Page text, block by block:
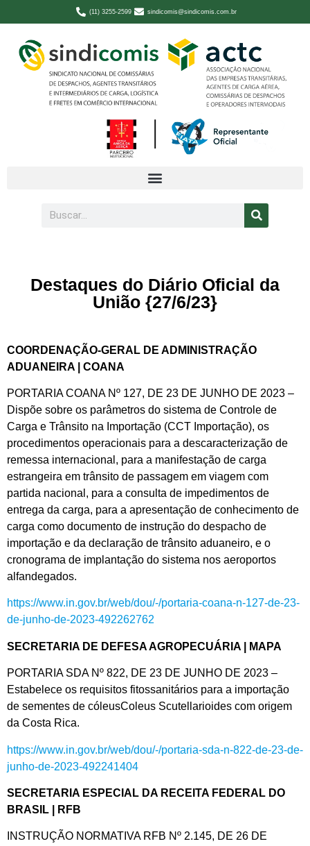
(11) 3255-2599 sindicomis@sindicomis.com.br
Destaques do Diário Oficial da
União {27/6/23}
COORDENAÇÃO-GERAL DE ADMINISTRAÇÃO
ADUANEIRA | COANA
PORTARIA COANA Nº 127, DE 23 DE JUNHO DE 2023 –
Dispõe sobre os parâmetros do sistema de Controle de
Carga e Trânsito na Importação (CCT Importação), os
procedimentos operacionais para a descaracterização de
remessa internacional, para a manifestação de carga
estrangeira em trânsito de passagem em viagem com
partida nacional, para a consulta de impedimentos de
entrega da carga, para a apresentação de conhecimento de
carga como documento de instrução do despacho de
importação e da declaração de trânsito aduaneiro, e o
cronograma de implantação do sistema nos aeroportos
alfandegados.
https://www.in.gov.br/web/dou/-/portaria-coana-n-127-de-23-
de-junho-de-2023-492262762
SECRETARIA DE DEFESA AGROPECUÁRIA | MAPA
PORTARIA SDA Nº 822, DE 23 DE JUNHO DE 2023 –
Estabelece os requisitos fitossanitários para a importação
de sementes de cóleusColeus Scutellarioides com origem
da Costa Rica.
https://www.in.gov.br/web/dou/-/portaria-sda-n-822-de-23-de-
junho-de-2023-492241404
SECRETARIA ESPECIAL DA RECEITA FEDERAL DO
BRASIL | RFB
INSTRUÇÃO NORMATIVA RFB Nº 2.145, DE 26 DE